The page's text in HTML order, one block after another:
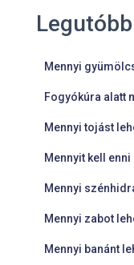
Mennyi
Fogyókúra alatt
Mennyi tojást
Mennyit kell enni
Mennyi
Mennyi zabot
Mennyi banánt